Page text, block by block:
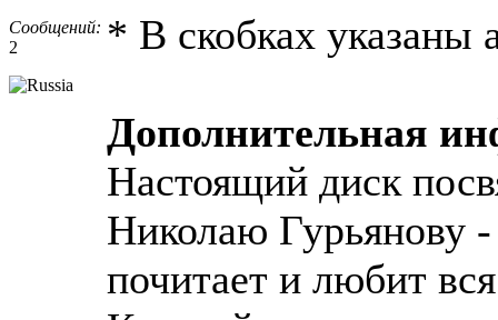
Сообщений:
2
* В скобках указаны
Дополнительная
Настоящий диск
Николаю Гурьянову -
почитает и любит